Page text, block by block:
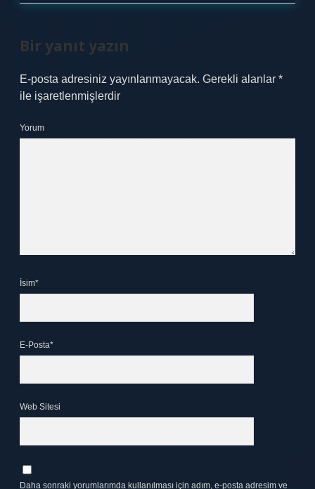
Bir yanıt yazın
E-posta adresiniz yayınlanmayacak. Gerekli alanlar *
ile işaretlenmişlerdir
Yorum
İsim*
E-Posta*
Web Sitesi
Daha sonraki yorumlarımda kullanılması için adım, e-posta adresim ve